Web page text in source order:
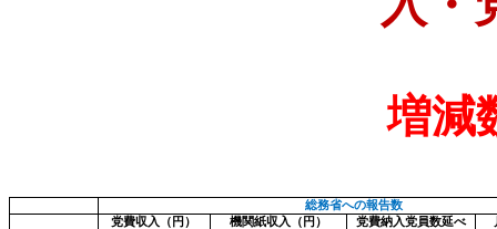
増減
総務省への報告数
党費収入（円）
機関紙収入（円） 党費納入党員数延べ